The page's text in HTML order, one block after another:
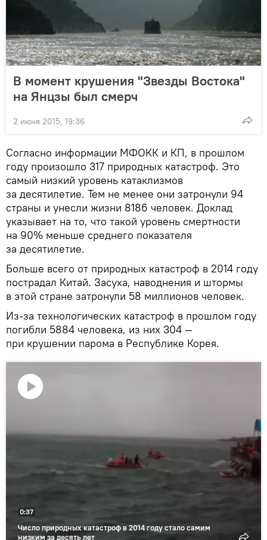
В момент крушения "Звезды Востока"
на Янцзы был смерч
2 июня 2015, 19:36
Согласно информации МФОКК и КП, в прошлом
году произошло 317 природных катастроф. Это
самый низкий уровень катаклизмов
за десятилетие. Тем не менее они затронули 94
страны и унесли жизни 8186 человек. Доклад
указывает на то, что такой уровень смертности
на 90% меньше среднего показателя
за десятилетие.
Больше всего от природных катастроф в 2014 году
пострадал Китай. Засуха, наводнения и штормы
в этой стране затронули 58 миллионов человек.
Из-за технологических катастроф в прошлом году
погибли 5884 человека, из них 304 —
при крушении парома в Республике Корея.
Число природных катастроф в 2014 году стало самим
низким за десять лет
0:37